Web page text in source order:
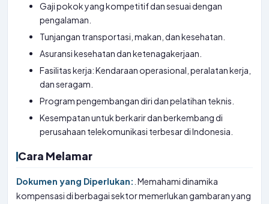
Gaji pokok yang kompetitif dan sesuai dengan
pengalaman.
Tunjangan transportasi, makan, dan kesehatan.
Asuransi kesehatan dan ketenagakerjaan.
Fasilitas kerja: Kendaraan operasional, peralatan kerja,
dan seragam.
Program pengembangan diri dan pelatihan teknis.
Kesempatan untuk berkarir dan berkembang di
perusahaan telekomunikasi terbesar di Indonesia.
Cara Melamar
Dokumen yang Diperlukan: . Memahami dinamika
kompensasi di berbagai sektor memerlukan gambaran yang